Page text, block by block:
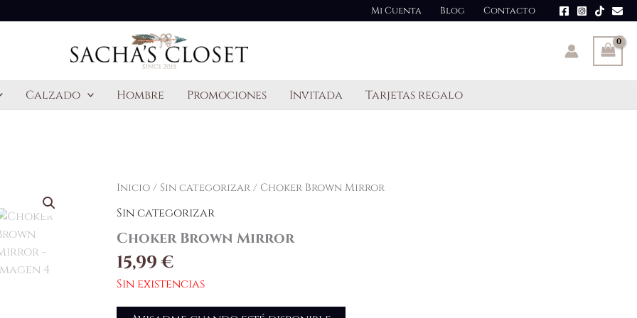
Mi Cuenta Blog Contacto
Calzado Hombre Promociones Invitada Tarjetas regalo
Inicio/ Sin categorizar/ Choker Brown Mirror
Sin categorizar
Choker Brown Mirror
15,99€
Sin existencias